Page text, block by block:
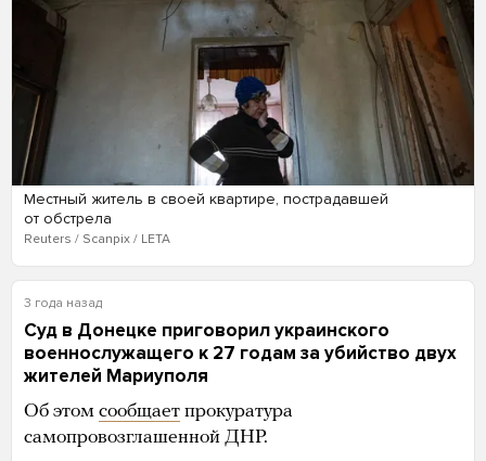
Местный житель в своей квартире, пострадавшей
от обстрела
Reuters / Scanpix / LETA
3 года назад
Суд в Донецке приговорил украинского
военнослужащего к 27 годам за убийство двух
жителей Мариуполя
Об этом сообщает прокуратура
самопровозглашенной ДНР.